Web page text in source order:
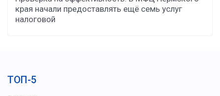
края начали предоставлять ещё семь услуг
налоговой
ТОП-5